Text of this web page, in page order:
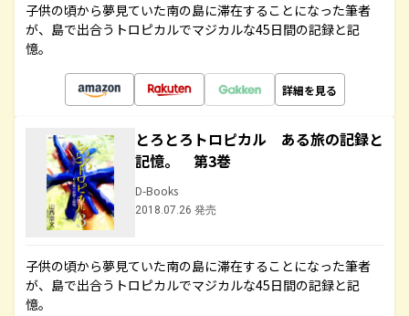
子供の頃から夢見ていた南の島に滞在することになった筆者
が、島で出合うトロピカルでマジカルな45日間の記録と記
憶。
詳細を見る
とろとろトロピカル ある旅の記録と
記憶。 第3巻
D-Books
2018.07.26 発売
子供の頃から夢見ていた南の島に滞在することになった筆者
が、島で出合うトロピカルでマジカルな45日間の記録と記
憶。